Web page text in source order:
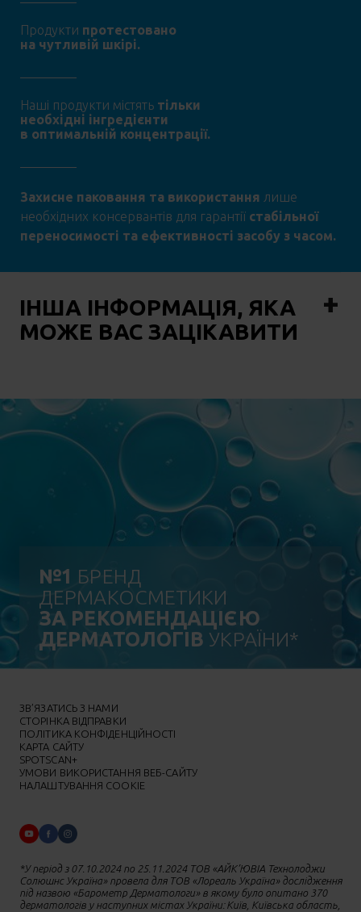
Продукти протестовано
на чутливій шкірі.
Наші продукти містять тільки
необхідні інгредієнти
в оптимальній концентрації.
Захисне паковання та використання лише
необхідних консервантів для гарантії стабільної
переносимості та ефективності засобу з часом.
ІНША ІНФОРМАЦІЯ, ЯКА
МОЖЕ ВАС ЗАЦІКАВИТИ
№1 БРЕНД
ДЕРМАКОСМЕТИКИ
ЗА РЕКОМЕНДАЦІЄЮ
ДЕРМАТОЛОГІВ УКРАЇНИ*
ЗВ’ЯЗАТИСЬ З НАМИ
СТОРІНКА ВІДПРАВКИ
ПОЛІТИКА КОНФІДЕНЦІЙНОСТІ
КАРТА САЙТУ
SPOTSCAN+
УМОВИ ВИКОРИСТАННЯ ВЕБ-САЙТУ
НАЛАШТУВАННЯ COOKIE
*У період з 07.10.2024 по 25.11.2024 ТОВ «АЙК’ЮВІА Технолоджи
Солюшнс Україна» провела для ТОВ «Лореаль Україна» дослідження
під назвою «Барометр Дерматологи» в якому було опитано 370
дерматологів у наступних містах України: Київ, Київська область,